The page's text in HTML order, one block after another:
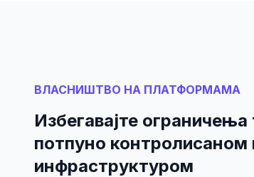
ВЛАСНИШТВО НА ПЛАТФОРМАМА
Избегавајте
потпуно контролисаном
инфраструктуром